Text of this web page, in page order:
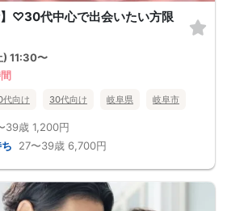
♡30代中心で出会いたい方限
11:30〜
代向け 30代向け 岐阜県 岐阜市
39歳 1,200円
27〜39歳 6,700円